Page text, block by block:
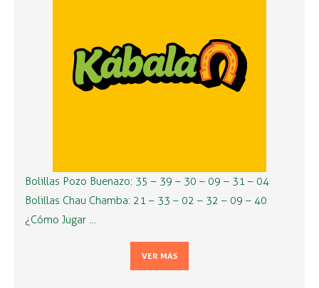
Bolillas Pozo Buenazo: 35 – 39 – 30 – 09 – 31 – 04
Bolillas Chau Chamba: 21 – 33 – 02 – 32 – 09 – 40
¿Cómo Jugar …
VER MÁS